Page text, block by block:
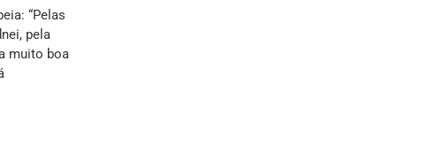
“Pelas
pela
muito boa